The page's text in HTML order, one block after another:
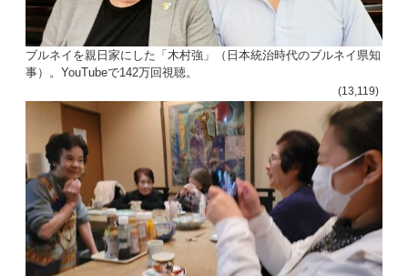
ブルネイを親日家にした「木村強」（日本統治時代のブルネイ県知
事）。YouTubeで142万回視聴。
(13,119)